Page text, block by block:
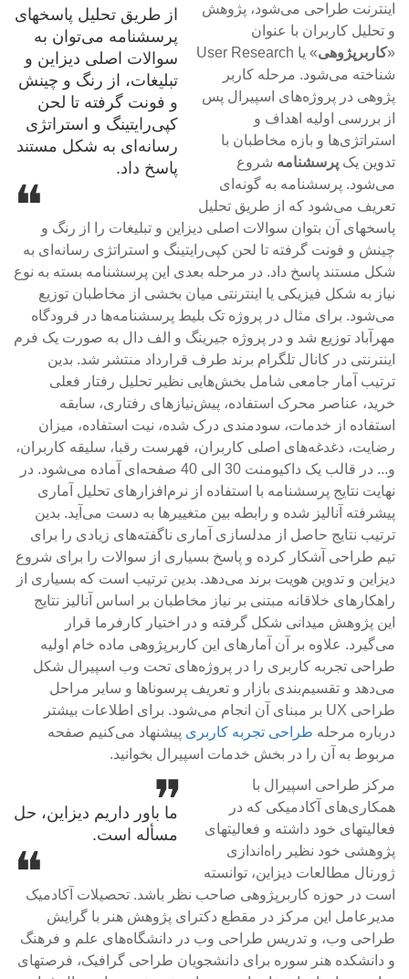
از طریق تحلیل پاسخهای
پرسشنامه می‌توان به
سوالات اصلی دیزاین و
تبلیغات، از رنگ و چینش
و فونت گرفته تا لحن
کپی‌رایتینگ و استراتژی
رسانه‌ای به شکل مستند
پاسخ داد.
اینترنت طراحی می‌شود، پژوهش
و تحلیل کاربران با عنوان
«کاربرپژوهی
» یا User Research
شناخته می‌شود. مرحله کاربر
پژوهی در پروژه‌های اسپیرال پس
از بررسی اولیه اهداف و
استراتژی‌ها و بازه مخاطبان با
تدوین یک پرسشنامه شروع
می‌شود. پرسشنامه به گونه‌ای
تعریف می‌شود که از طریق تحلیل
پاسخهای آن بتوان سوالات اصلی دیزاین و تبلیغات را از رنگ و
چینش و فونت گرفته تا لحن کپی‌رایتینگ و استراتژی رسانه‌ای به
شکل مستند پاسخ داد. در مرحله بعدی این پرسشنامه بسته به نوع
نیاز به شکل فیزیکی یا اینترنتی میان بخشی از مخاطبان توزیع
می‌شود. برای مثال در پروژه تک بلیط پرسشنامه‌ها در فرودگاه
مهرآباد توزیع شد و در پروژه جیرینگ و الف دال به صورت یک فرم
اینترنتی در کانال تلگرام برند طرف قرارداد منتشر شد. بدین
ترتیب آمار جامعی شامل بخش‌هایی نظیر تحلیل رفتار فعلی
خرید، عناصر محرک استفاده، پیش‌نیازهای رفتاری، سابقه
استفاده از خدمات، سودمندی درک شده، نیت استفاده، میزان
رضایت، دغدغه‌های اصلی کاربران، فهرست رقبا، سلیقه کاربران،
و... در قالب یک داکیومنت 30 الی 40 صفحه‌ای آماده می‌شود. در
نهایت نتایج پرسشنامه با استفاده از نرم‌افزارهای تحلیل آماری
پیشرفته آنالیز شده و رابطه بین متغییرها به دست می‌آید. بدین
ترتیب نتایج حاصل از مدلسازی آماری ناگفته‌های زیادی را برای
تیم طراحی آشکار کرده و پاسخ بسیاری از سوالات را برای شروع
دیزاین و تدوین هویت برند می‌دهد. بدین ترتیب است که بسیاری از
راهکارهای خلاقانه مبتنی بر نیاز مخاطبان بر اساس آنالیز نتایج
این پژوهش میدانی شکل گرفته و در اختیار کارفرما قرار
می‌گیرد. علاوه بر آن آمارهای این کاربرپژوهی ماده خام اولیه
طراحی تجربه کاربری را در پروژه‌های تحت وب اسپیرال شکل
می‌دهد و تقسیم‌بندی بازار و تعریف پرسوناها و سایر مراحل
طراحی UX بر مبنای آن انجام می‌شود. برای اطلاعات بیشتر
درباره مرحله طراحی تجربه کاربری پیشنهاد می‌کنیم صفحه
مربوط به آن را در بخش خدمات اسپیرال بخوانید.
ما باور داریم دیزاین، حل
مسأله است.
مرکز طراحی اسپیرال با
همکاری‌های آکادمیکی که در
فعالیتهای خود داشته و فعالیتهای
پژوهشی خود نظیر راه‌اندازی
ژورنال مطالعات دیزاین، توانسته
است در حوزه کاربرپژوهی صاحب نظر باشد. تحصیلات آکادمیک
مدیرعامل این مرکز در مقطع دکترای پژوهش هنر با گرایش
طراحی وب، و تدریس طراحی وب در دانشگاه‌های علم و فرهنگ
و دانشکده هنر سوره برای دانشجویان طراحی گرافیک، فرصتهای